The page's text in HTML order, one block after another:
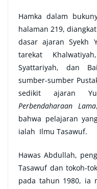
Hamka dalam
halaman 219,
dasar ajaran Syekh
tarekat
Syattariyah, dan
sumber-sumber
sedikit ajaran
Perbendaharaan Lama
bahwa pelajaran
ialah Ilmu Tasawuf.
Hawas Abdullah,
Tasawuf dan tokoh-
pada tahun 1980, ia